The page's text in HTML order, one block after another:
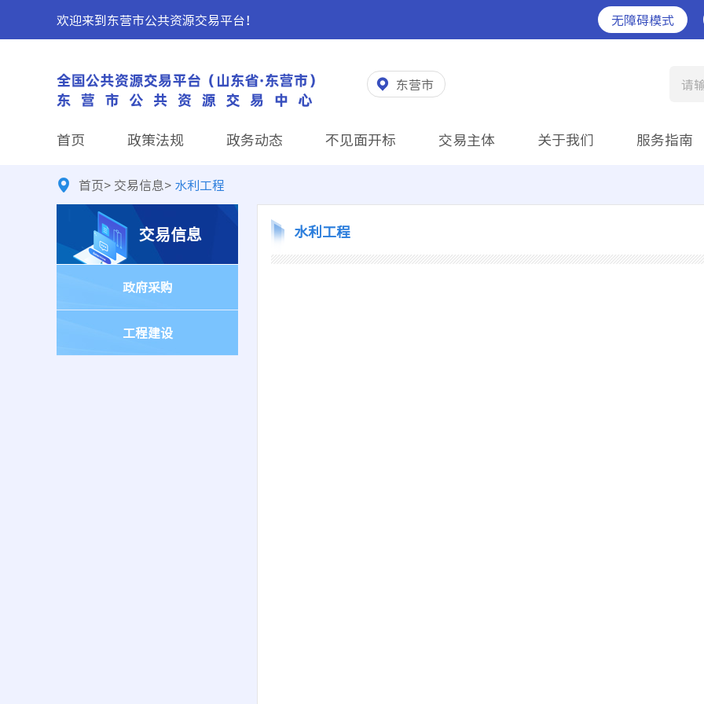
欢迎来到东营市公共资源交易平台！ 无障碍模式
东营市 请
首页 政策法规 政务动态 不见面开标 交易主体 关于我们 服务指南
首页> 交易信息> 水利工程
交易信息
政府采购
工程建设
水利工程